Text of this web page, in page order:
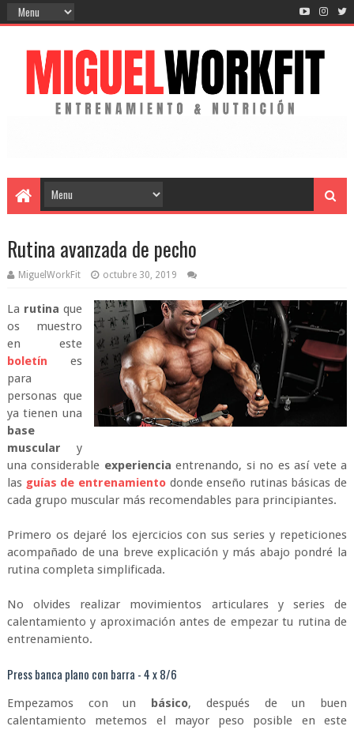
Rutina avanzada de pecho
MiguelWorkFit octubre 30, 2019
La rutina que
os muestro
en este
boletín es
para
personas que
ya tienen una
base
muscular y
una considerable experiencia entrenando, si no es así vete a
las guías de entrenamientodonde enseño rutinas básicas de
cada grupo muscular más recomendables para principiantes.
Primero os dejaré los ejercicios con sus series y repeticiones
acompañado de una breve explicación y más abajo pondré la
rutina completa simplificada.
No olvides realizar movimientos articulares y series de
calentamiento y aproximación antes de empezar tu rutina de
entrenamiento.
Press banca plano con barra - 4 x 8/6
Empezamos con un básico, después de un buen
calentamiento metemos el mayor peso posible en este